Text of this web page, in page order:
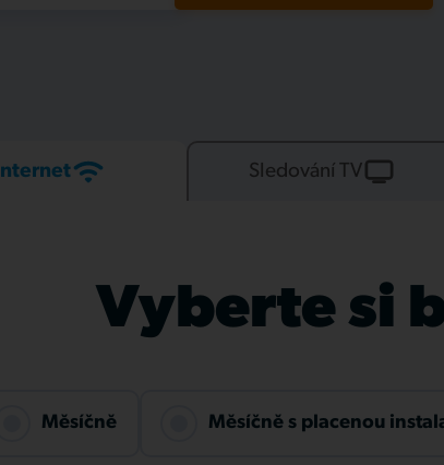
Internet Sledování TV
Vyberte si
Měsíčně Měsíčně s placenou